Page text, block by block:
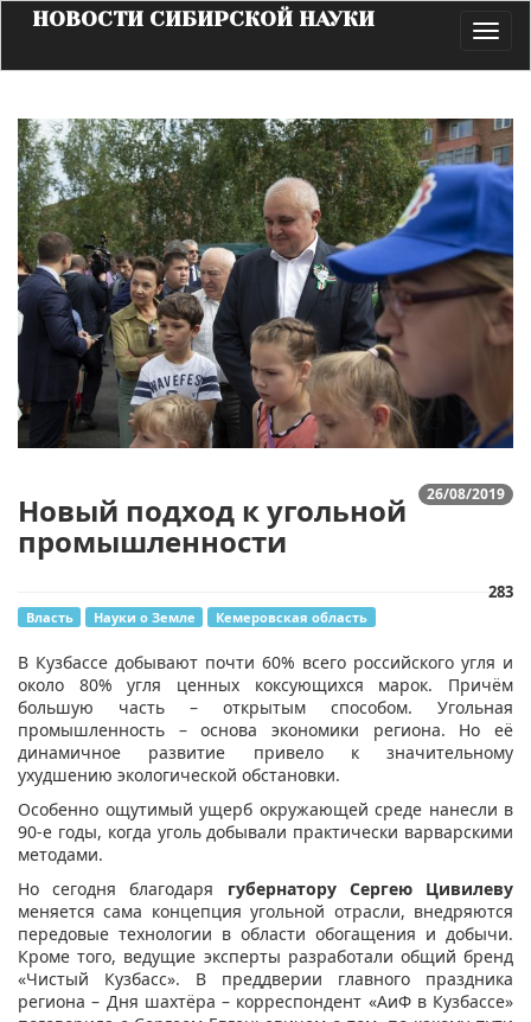
НОВОСТИ СИБИРСКОЙ НАУКИ
26/08/2019
Новый подход к угольной
промышленности
283
Власть Науки о Земле Кемеровская область
​В Кузбассе добывают почти 60% всего российского угля и
около 80% угля ценных коксующихся марок. Причём
большую часть – открытым способом. Угольная
промышленность – основа экономики региона. Но её
динамичное развитие привело к значительному
ухудшению экологической обстановки.
Особенно ощутимый ущерб окружающей среде нанесли в
90-е годы, когда уголь добывали практически варварскими
методами.
Но сегодня благодаря губернатору Сергею Цивилеву
меняется сама концепция угольной отрасли, внедряются
передовые технологии в области обогащения и добычи.
Кроме того, ведущие эксперты разработали общий бренд
«Чистый Кузбасс». В преддверии главного праздника
региона – Дня шахтёра – корреспондент «АиФ в Кузбассе»